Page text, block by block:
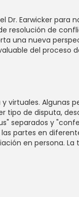
Earwicker para
resolución de
una nueva
del proceso
virtuales. Algunas
tipo de disputa,
separados y
partes en
en persona. La